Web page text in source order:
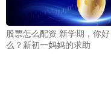
股票怎么配资 新学期，你好
么？新初一妈妈的求助